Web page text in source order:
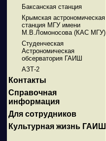
Баксанская станция
Крымская астрономическая
станция МГУ имени
М.В.Ломоносова (КАС МГУ)
Студенческая
Астрономическая
обсерватория ГАИШ
АЗТ-2
Контакты
Справочная
информация
Для сотрудников
Культурная жизнь ГАИШ